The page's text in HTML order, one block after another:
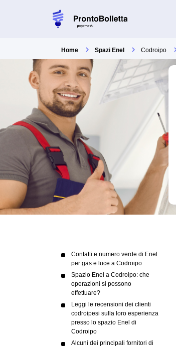
Home Spazi Enel Codroipo
Contatti e numero verde di Enel
per gas e luce a Codroipo
Spazio Enel a Codroipo: che
operazioni si possono
effettuare?
Leggi le recensioni dei clienti
codroipesi sulla loro esperienza
presso lo spazio Enel di
Codroipo
Alcuni dei principali fornitori di